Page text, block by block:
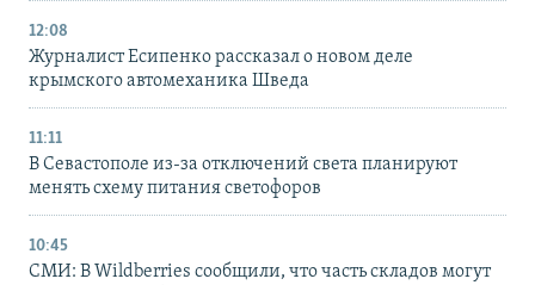
12:08
Журналист Есипенко рассказал о новом деле
крымского автомеханика Шведа
11:11
В Севастополе из-за отключений света планируют
менять схему питания светофоров
10:45
СМИ: В Wildberries сообщили, что часть складов могут